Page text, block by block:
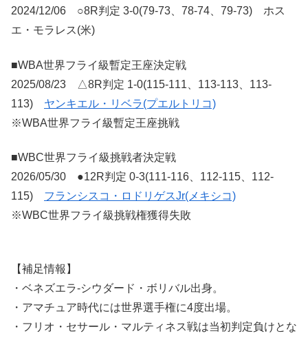
2024/12/06 ○8R判定 3-0(79-73、78-74、79-73) ホス
エ・モラレス(米)
■WBA世界フライ級暫定王座決定戦
2025/08/23 △8R判定 1-0(115-111、113-113、113-
113) ヤンキエル・リベラ(プエルトリコ)
※WBA世界フライ級暫定王座挑戦
■WBC世界フライ級挑戦者決定戦
2026/05/30 ●12R判定 0-3(111-116、112-115、112-
115) フランシスコ・ロドリゲスJr(メキシコ)
※WBC世界フライ級挑戦権獲得失敗
【補足情報】
・ベネズエラ-シウダード・ボリバル出身。
・アマチュア時代には世界選手権に4度出場。
・フリオ・セサール・マルティネス戦は当初判定負けとな